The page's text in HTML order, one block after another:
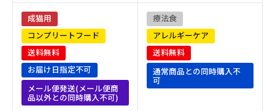
成猫用
コンプリートフード
送料無料
お届け日指定不可
メール便発送(メール便商
品以外との同時購入不可)
療法食
アレルギーケア
送料無料
通常商品との同時購入不
可